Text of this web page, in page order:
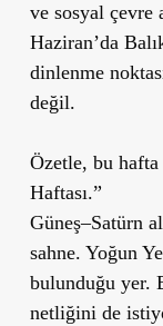
ve sosyal çevre
Haziran’da
dinlenme
değil.
Özetle, bu
Haftası.”
Güneş–Satürn
sahne. Yoğun
bulunduğu yer.
netliğini de